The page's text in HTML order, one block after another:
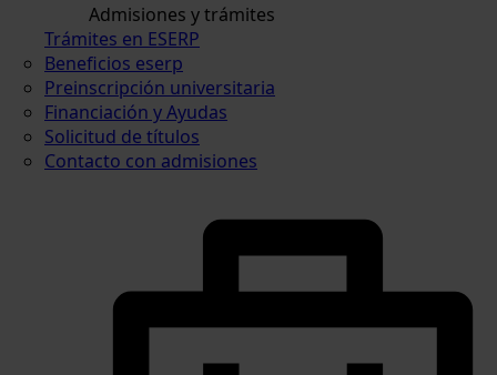
Admisiones y trámites
Trámites en ESERP
Beneficios eserp
Preinscripción universitaria
Financiación y Ayudas
Solicitud de títulos
Contacto con admisiones